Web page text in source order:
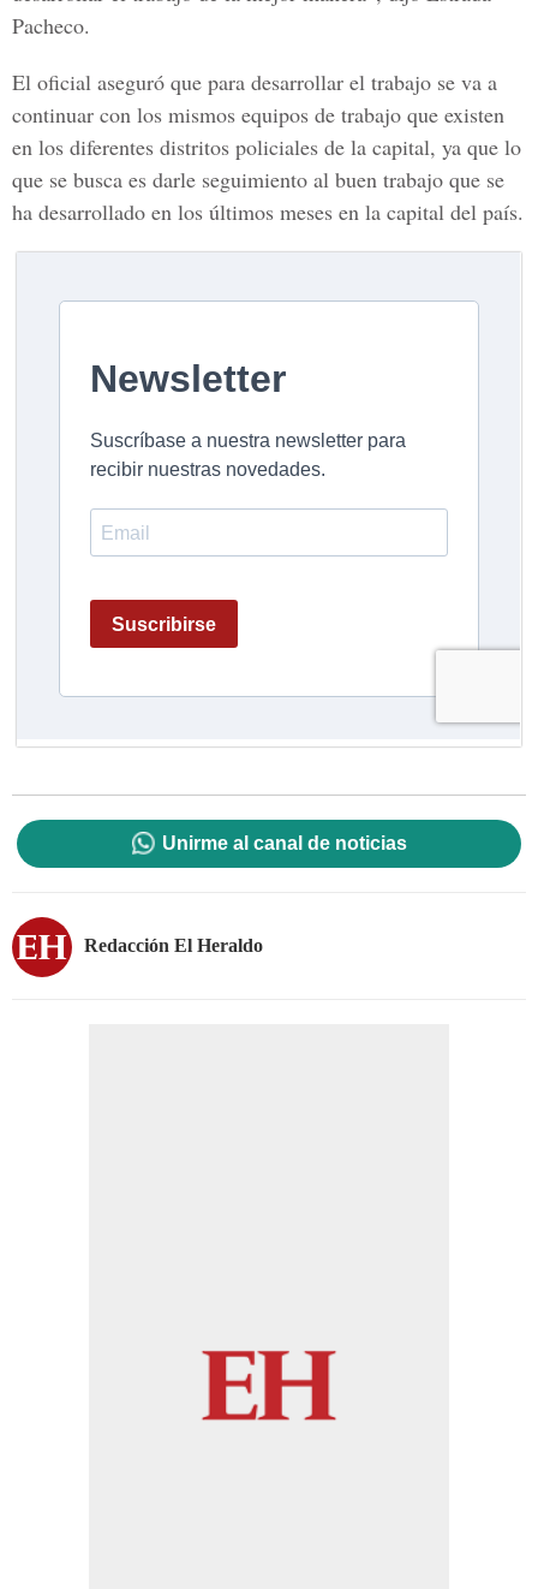
Pacheco.
El oficial aseguró que para desarrollar el trabajo se va a
continuar con los mismos equipos de trabajo que existen
en los diferentes distritos policiales de la capital, ya que lo
que se busca es darle seguimiento al buen trabajo que se
ha desarrollado en los últimos meses en la capital del país.
Unirme al canal de noticias
Redacción El Heraldo